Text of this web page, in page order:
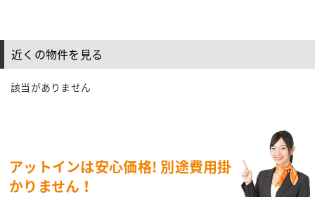
近くの物件を見る
該当がありません
アットインは安心価格! 別途費用掛
かりません！